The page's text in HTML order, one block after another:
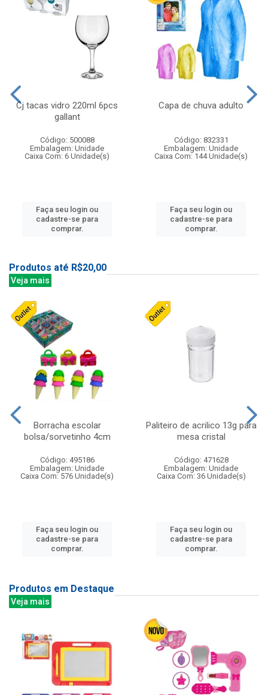
Cj tacas vidro 220ml 6pcs
gallant
Código: 500088
Embalagem: Unidade
Caixa Com: 6 Unidade(s)
Faça seu login ou
cadastre-se para
comprar.
Capa de chuva adulto
Código: 832331
Embalagem: Unidade
Caixa Com: 144 Unidade(s)
Faça seu login ou
cadastre-se para
comprar.
Produtos até R$20,00
Veja mais
Borracha escolar
bolsa/sorvetinho 4cm
Código: 495186
Embalagem: Unidade
Caixa Com: 576 Unidade(s)
Faça seu login ou
cadastre-se para
comprar.
Paliteiro de acrilico 13g para
mesa cristal
Código: 471628
Embalagem: Unidade
Caixa Com: 36 Unidade(s)
Faça seu login ou
cadastre-se para
comprar.
Produtos em Destaque
Veja mais